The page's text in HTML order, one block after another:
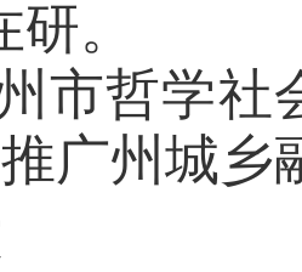
。
市哲学社
广州城乡